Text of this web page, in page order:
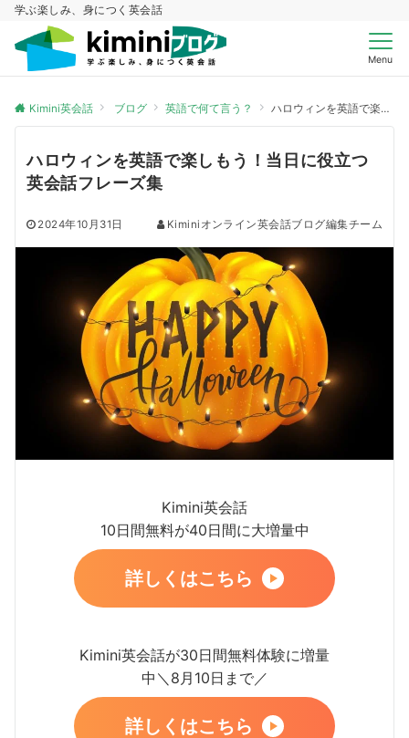
学ぶ楽しみ、身につく英会話
Menu
Kimini英会話 ブログ 英語で何て言う？ ハロウィンを英語で楽しもう！当日に役立つ英会話フレーズ集
ハロウィンを英語で楽しもう！当日に役立つ
英会話フレーズ集
2024年10月31日 Kiminiオンライン英会話ブログ編集チーム
Kimini英会話
10日間無料が40日間に大増量中
詳しくはこちら
Kimini英会話が30日間無料体験に増量
中＼8月10日まで／
詳しくはこちら